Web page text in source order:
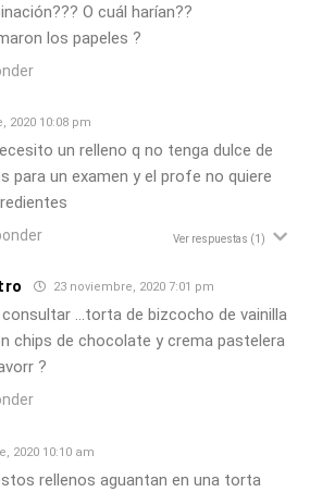
O cuál harían??
los papeles ?
2020 10:08 pm
un relleno q no tenga dulce de
para un examen y el profe no quiere
Ver respuestas (1)
23 noviembre, 2020 7:01 pm
consultar …torta de bizcocho de vainilla
chips de chocolate y crema pastelera
?
2020 10:10 am
rellenos aguantan en una torta